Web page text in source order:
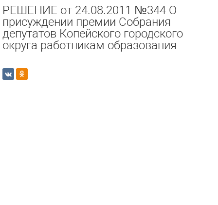
РЕШЕНИЕ от 24.08.2011 №344 О
присуждении премии Собрания
депутатов Копейского городского
округа работникам образования